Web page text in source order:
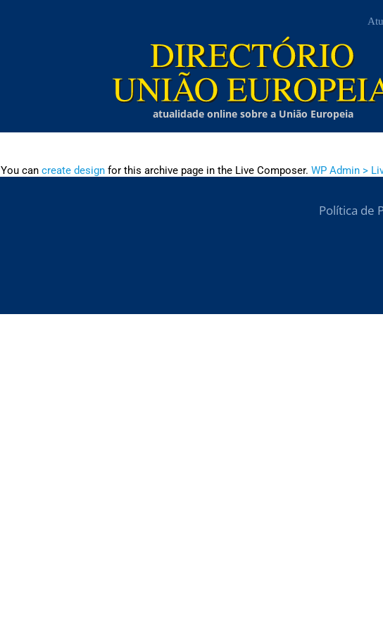
atualidade online sobre a União Europeia
You can create designfor this archive page in the Live Composer. WP Admin >
Política de